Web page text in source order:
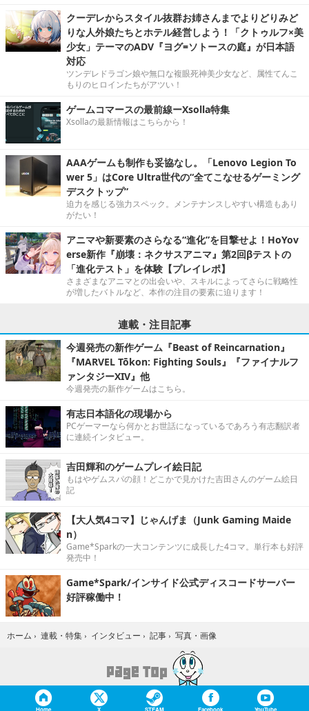
クーデレからスタイル抜群お姉さんまでよりどりみど
りな人外娘たちとホテル経営しよう！「クトゥルフ×美
少女」テーマのADV『ヨグ=ソトースの庭』が日本語
対応
ツンデレドラゴン娘や無口な複眼死神美少女など、属性てんこ
もりのヒロインたちがアツい！
ゲームコマースの最前線ーXsolla特集
Xsollaの最新情報はこちらから！
AAAゲームも制作も妥協なし。「Lenovo Legion To
wer 5」はCore Ultra世代の“全てこなせるゲーミング
デスクトップ”
迫力を感じる強力スペック。メンテナンスしやすい構造もあり
がたい！
アニマや新要素のさらなる“進化”を目撃せよ！HoYov
erse新作『崩壊：ネクサスアニマ』第2回βテストの
「進化テスト」を体験【プレイレポ】
さまざまなアニマとの出会いや、スキルによってさらに戦略性
が増したバトルなど、本作の注目の要素に迫ります！
連載・注目記事
今週発売の新作ゲーム『Beast of Reincarnation』
『MARVEL Tōkon: Fighting Souls』『ファイナルフ
ァンタジーXIV』他
今週発売の新作ゲームはこちら。
有志日本語化の現場から
PCゲーマーなら何かとお世話になっているであろう有志翻訳者
に連続インタビュー。
吉田輝和のゲームプレイ絵日記
もはやゲムスパの顔！どこかで見かけた吉田さんのゲーム絵日
記
【大人気4コマ】じゃんげま（Junk Gaming Maide
n）
Game*Sparkの一大コンテンツに成長した4コマ。単行本も好評
発売中！
Game*Spark/インサイド公式ディスコードサーバー
好評稼働中！
ホーム › 連載・特集 › インタビュー › 記事 › 写真・画像
Home X STEAM Facebook YouTube